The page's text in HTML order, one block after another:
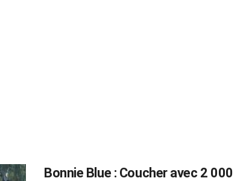
Bonnie Blue : Coucher avec 2 000